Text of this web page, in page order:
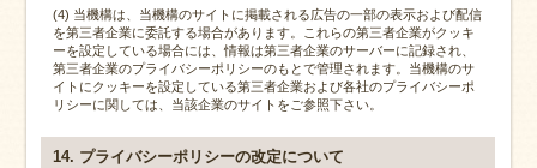
(4) 当機構は、当機構のサイトに掲載される広告の一部の表示および配信
を第三者企業に委託する場合があります。これらの第三者企業がクッキ
ーを設定している場合には、情報は第三者企業のサーバーに記録され、
第三者企業のプライバシーポリシーのもとで管理されます。当機構のサ
イトにクッキーを設定している第三者企業および各社のプライバシーポ
リシーに関しては、当該企業のサイトをご参照下さい。
14. プライバシーポリシーの改定について